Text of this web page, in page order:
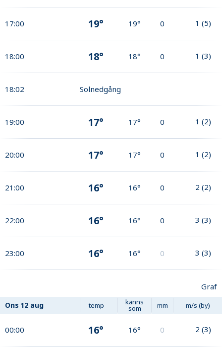
17:00 19° 19° 0 1 (5)
18:00 18° 18° 0 1 (3)
18:02 Solnedgång
19:00 17° 17° 0 1 (2)
20:00 17° 17° 0 1 (2)
21:00 16° 16° 0 2 (2)
22:00 16° 16° 0 3 (3)
23:00 16° 16° 0 3 (3)
Graf
Ons 12 aug temp känns
som mm m/s (by)
00:00 16° 16° 0 2 (3)